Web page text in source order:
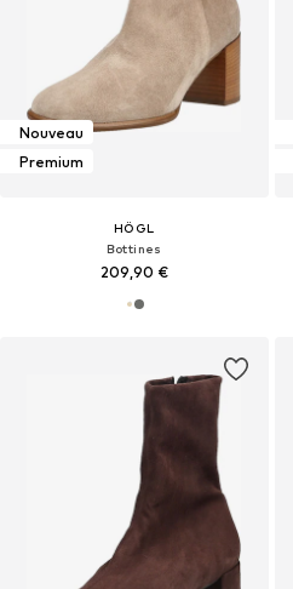
Nouveau
Premium
HÖGL
Bottines
209,90 €